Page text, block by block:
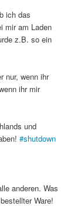
ich das
mir am Laden
z.B. so ein
nur, wenn ihr
ihr mir
und
#shutdown
anderen. Was
Ware!